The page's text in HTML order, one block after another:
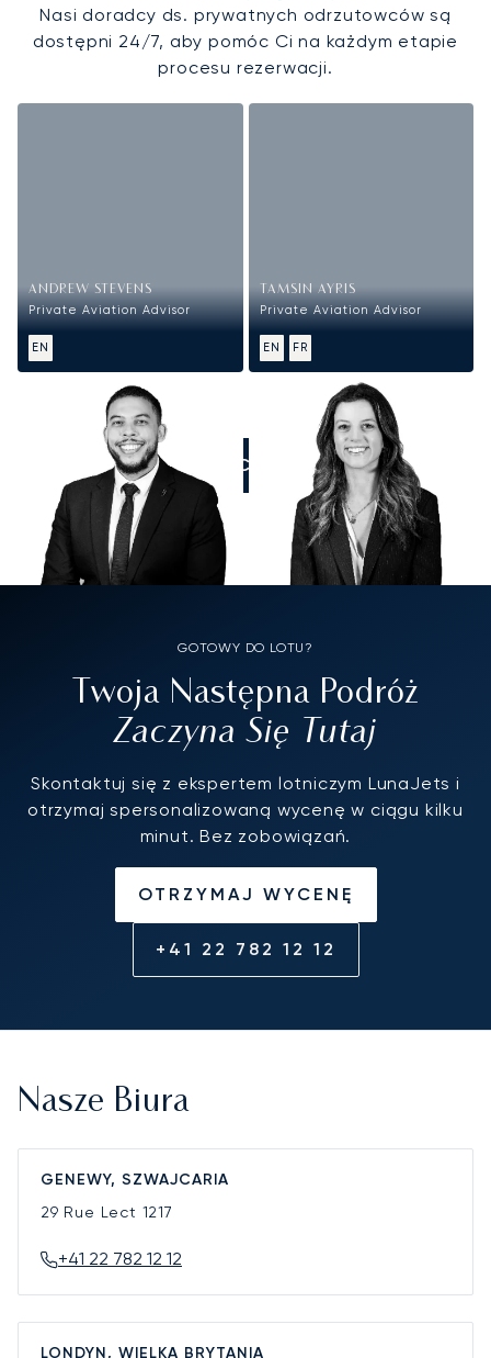
Nasi doradcy ds. prywatnych odrzutowców są
dostępni 24/7, aby pomóc Ci na każdym etapie
procesu rezerwacji.
ANDREW STEVENS
Private Aviation Advisor
EN
TAMSIN AYRIS
Private Aviation Advisor
EN FR
ZADZWOŃCIE DO NAS
GOTOWY DO LOTU?
Twoja Następna Podróż
Zaczyna Się Tutaj
Skontaktuj się z ekspertem lotniczym LunaJets i
otrzymaj spersonalizowaną wycenę w ciągu kilku
minut. Bez zobowiązań.
OTRZYMAJ WYCENĘ
+41 22 782 12 12
Nasze Biura
GENEWY, SZWAJCARIA
29 Rue Lect 1217
+41 22 782 12 12
LONDYN, WIELKA BRYTANIA